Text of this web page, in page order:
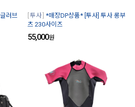
러브
투사 *매장DP상품* [투사] 투사 롱부
츠 230사이즈
55,000원